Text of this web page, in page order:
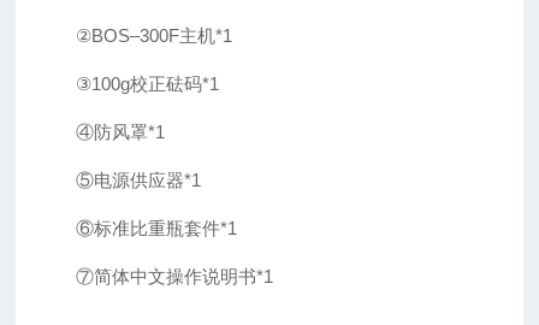
②BOS–300F主机*1
③100g校正砝码*1
④防风罩*1
⑤电源供应器*1
⑥标准比重瓶套件*1
⑦简体中文操作说明书*1